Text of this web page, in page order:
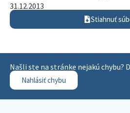
31.12.2013
Stiahnuť
Našli ste na stránke nejakú chybu?
Nahlásiť chybu